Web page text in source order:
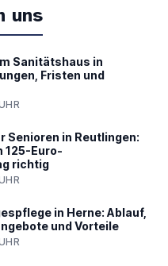
uns
Sanitätshaus in
Fristen und
Senioren in Reutlingen:
125-Euro-
richtig
in Herne: Ablauf,
und Vorteile